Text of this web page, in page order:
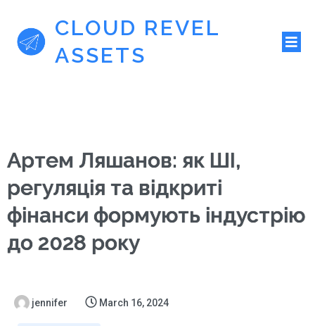
CLOUD REVEL
ASSETS
Артем Ляшанов: як ШІ,
регуляція та відкриті
фінанси формують індустрію
до 2028 року
jennifer March 16, 2024